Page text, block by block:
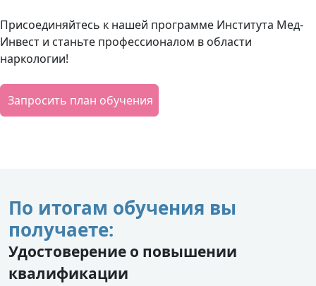
Присоединяйтесь к нашей программе Института Мед-
Инвест и станьте профессионалом в области
наркологии!
Запросить план обучения
По итогам обучения вы
получаете:
Удостоверение о повышении
квалификации